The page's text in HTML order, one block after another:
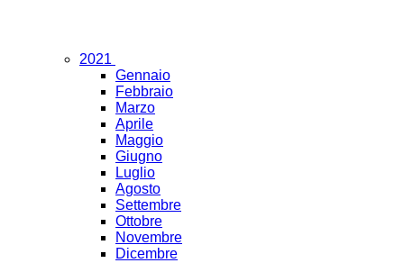
2021
Gennaio
Febbraio
Marzo
Aprile
Maggio
Giugno
Luglio
Agosto
Settembre
Ottobre
Novembre
Dicembre